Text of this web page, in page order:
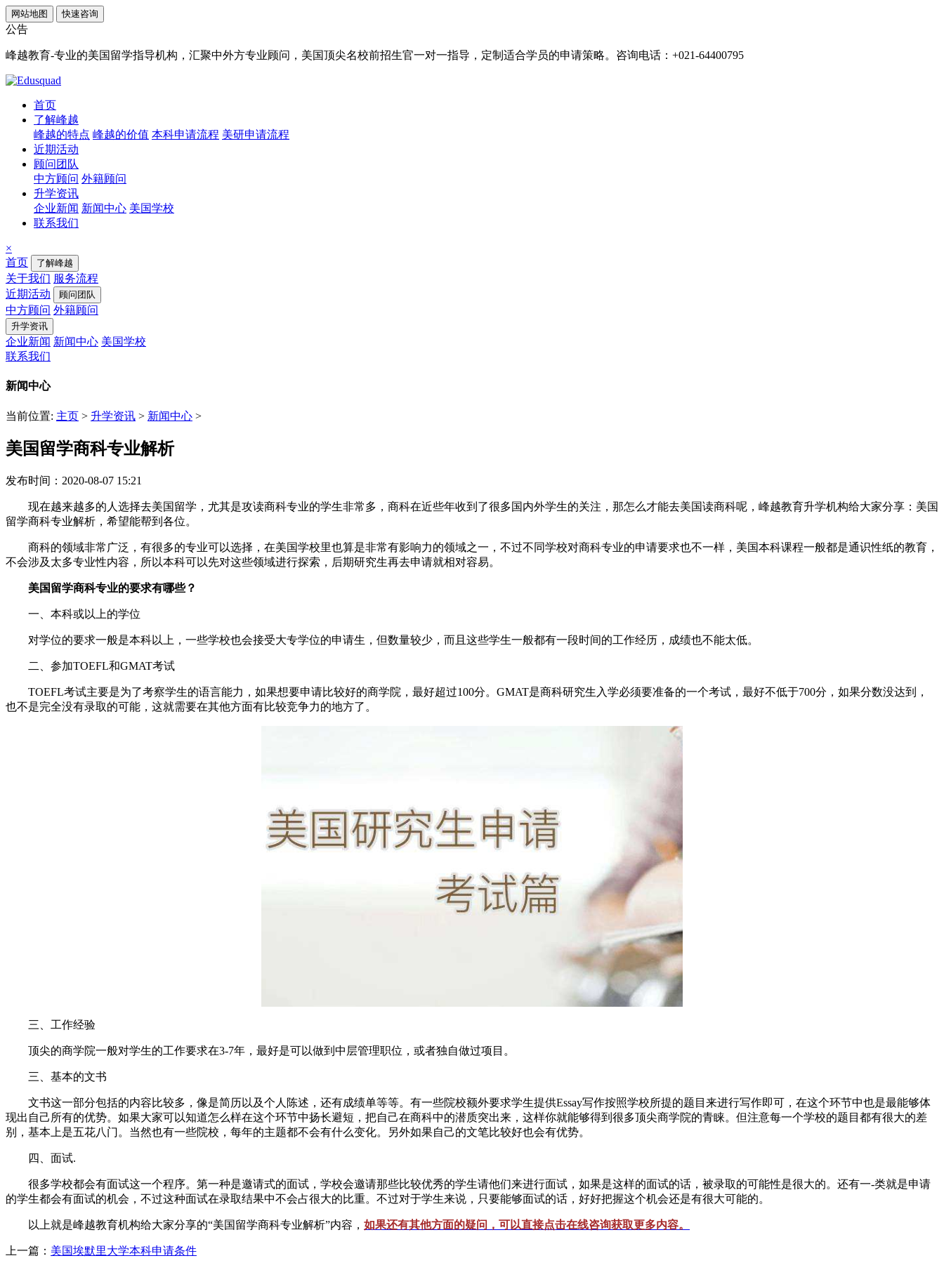
网站地图 快速咨询
公告
峰越教育-专业的美国留学指导机构，汇聚中外方专业顾问，美国顶尖名校前招生官一对一指导，定制适合学员的申请策略。咨询电话：+021-64400795
首页
了解峰越
峰越的特点 峰越的价值 本科申请流程 美研申请流程
近期活动
顾问团队
中方顾问 外籍顾问
升学资讯
企业新闻 新闻中心 美国学校
联系我们
×
首页
了解峰越
关于我们 服务流程
近期活动
顾问团队
中方顾问 外籍顾问
升学资讯
企业新闻 新闻中心 美国学校
联系我们
新闻中心
当前位置: 主页 > 升学资讯 > 新闻中心 >
美国留学商科专业解析
发布时间：2020-08-07 15:21
现在越来越多的人选择去美国留学，尤其是攻读商科专业的学生非常多，商科在近些年收到了很多国内外学生的关注，那怎么才能去美国读商科呢，峰越教育升学机构给大家分享：美国
留学商科专业解析，希望能帮到各位。
商科的领域非常广泛，有很多的专业可以选择，在美国学校里也算是非常有影响力的领域之一，不过不同学校对商科专业的申请要求也不一样，美国本科课程一般都是通识性纸的教育，
不会涉及太多专业性内容，所以本科可以先对这些领域进行探索，后期研究生再去申请就相对容易。
美国留学商科专业的要求有哪些？
一、本科或以上的学位
对学位的要求一般是本科以上，一些学校也会接受大专学位的申请生，但数量较少，而且这些学生一般都有一段时间的工作经历，成绩也不能太低。
二、参加TOEFL和GMAT考试
TOEFL考试主要是为了考察学生的语言能力，如果想要申请比较好的商学院，最好超过100分。GMAT是商科研究生入学必须要准备的一个考试，最好不低于700分，如果分数没达到，
也不是完全没有录取的可能，这就需要在其他方面有比较竞争力的地方了。
三、工作经验
顶尖的商学院一般对学生的工作要求在3-7年，最好是可以做到中层管理职位，或者独自做过项目。
三、基本的文书
文书这一部分包括的内容比较多，像是简历以及个人陈述，还有成绩单等等。有一些院校额外要求学生提供Essay写作按照学校所提的题目来进行写作即可，在这个环节中也是最能够体
现出自己所有的优势。如果大家可以知道怎么样在这个环节中扬长避短，把自己在商科中的潜质突出来，这样你就能够得到很多顶尖商学院的青睐。但注意每一个学校的题目都有很大的差
别，基本上是五花八门。当然也有一些院校，每年的主题都不会有什么变化。另外如果自己的文笔比较好也会有优势。
四、面试.
很多学校都会有面试这一个程序。第一种是邀请式的面试，学校会邀请那些比较优秀的学生请他们来进行面试，如果是这样的面试的话，被录取的可能性是很大的。还有一-类就是申请
的学生都会有面试的机会，不过这种面试在录取结果中不会占很大的比重。不过对于学生来说，只要能够面试的话，好好把握这个机会还是有很大可能的。
以上就是峰越教育机构给大家分享的“美国留学商科专业解析”内容， 如果还有其他方面的疑问，可以直接点击在线咨询获取更多内容。
上一篇： 美国埃默里大学本科申请条件